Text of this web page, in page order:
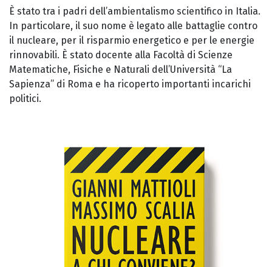
È stato tra i padri dell’ambientalismo scientifico in Italia.
In particolare, il suo nome è legato alle battaglie contro
il nucleare, per il risparmio energetico e per le energie
rinnovabili. È stato docente alla Facoltà di Scienze
Matematiche, Fisiche e Naturali dell’Università “La
Sapienza” di Roma e ha ricoperto importanti incarichi
politici.